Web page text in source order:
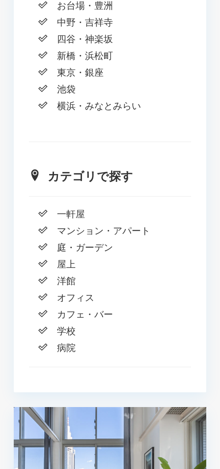
お台場・豊洲
中野・吉祥寺
四谷・神楽坂
新橋・浜松町
東京・銀座
池袋
横浜・みなとみらい
カテゴリで探す
一軒屋
マンション・アパート
庭・ガーデン
屋上
洋館
オフィス
カフェ・バー
学校
病院